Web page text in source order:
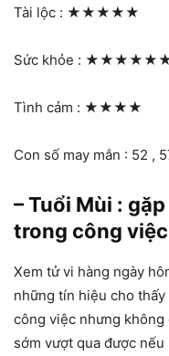
Tài lộc : ★★★★★
Sức khỏe :
Tình cảm : ★★★★
Con số may mắn : 52 ,
– Tuổi Mùi :
trong công việc
Xem tử vi hàng ngày
những tín hiệu cho
công việc nhưng không
sớm vượt qua được